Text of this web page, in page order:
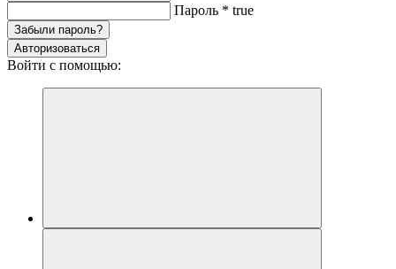
Пароль * true
Забыли пароль?
Авторизоваться
Войти с помощью: